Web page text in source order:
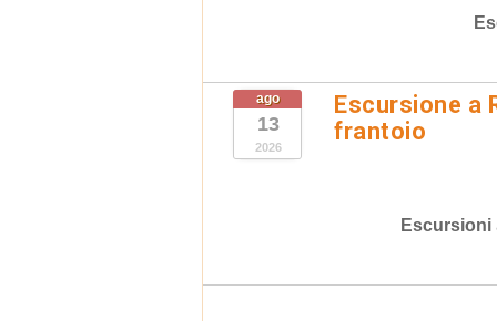
ago
13
2026
Escursione a
frantoio
Escursioni